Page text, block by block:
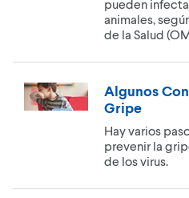
pueden
animales,
de la Salud
Algunos
Gripe
Hay varios
prevenir la
de los virus.